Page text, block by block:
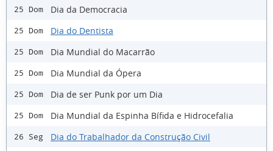
25 Dom Dia da Democracia
25 Dom Dia do Dentista
25 Dom Dia Mundial do Macarrão
25 Dom Dia Mundial da Ópera
25 Dom Dia de ser Punk por um Dia
25 Dom Dia Mundial da Espinha Bífida e Hidrocefalia
26 Seg Dia do Trabalhador da Construção Civil